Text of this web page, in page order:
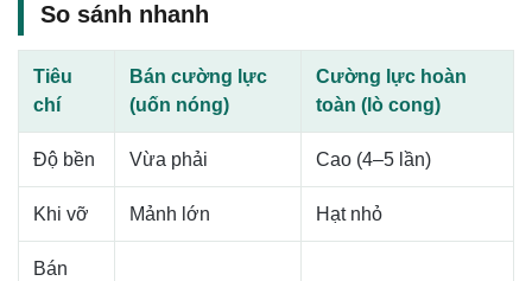
So sánh nhanh
Tiêu
chí
Bán cường lực
(uốn nóng)
Cường lực hoàn
toàn (lò cong)
Độ bền Vừa phải Cao (4–5 lần)
Khi vỡ Mảnh lớn Hạt nhỏ
Bán